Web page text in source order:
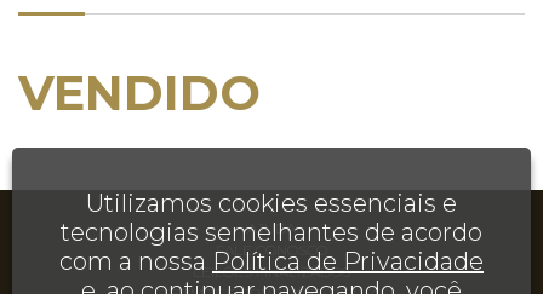
VENDIDO
AJUDA
FALE CONOSCO
LEILÕES FINALIZADOS
Utilizamos cookies essenciais e
tecnologias semelhantes de acordo
com a nossa Política de Privacidade